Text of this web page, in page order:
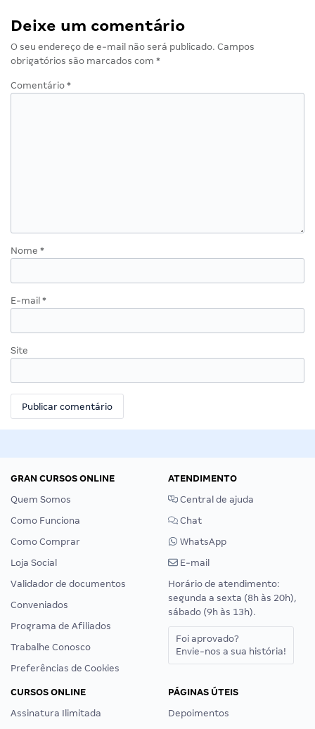
Deixe um comentário
O seu endereço de e-mail não será publicado. Campos
obrigatórios são marcados com *
Comentário *
Nome *
E-mail *
Site
GRAN CURSOS ONLINE
Quem Somos
Como Funciona
Como Comprar
Loja Social
Validador de documentos
Conveniados
Programa de Afiliados
Trabalhe Conosco
Preferências de Cookies
ATENDIMENTO
Central de ajuda
Chat
WhatsApp
E-mail
Horário de atendimento:
segunda a sexta (8h às 20h),
sábado (9h às 13h).
Foi aprovado?
Envie-nos a sua história!
CURSOS ONLINE
Assinatura Ilimitada
PÁGINAS ÚTEIS
Depoimentos